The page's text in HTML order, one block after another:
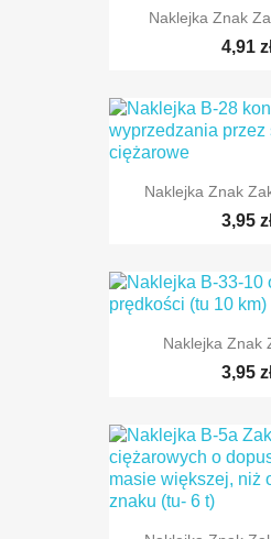
Naklejka Znak
4,91
Naklejka Znak
3,95
Naklejka Znak
3,95